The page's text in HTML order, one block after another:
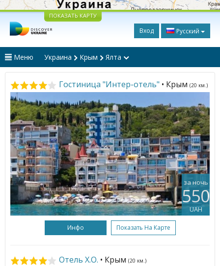
ПОКАЗАТЬ КАРТУ
Вход Русский
Меню Украина Крым Ялта
Гостиница "Интер-отель" • Крым (20 км.)
за ночь
550
UAH
Инфо Показать На Карте
Отель X.O. • Крым (20 км.)